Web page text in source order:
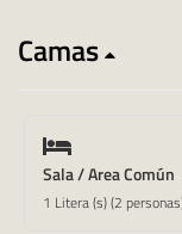
Camas
Sala / Area Común
1 Litera (s) (2